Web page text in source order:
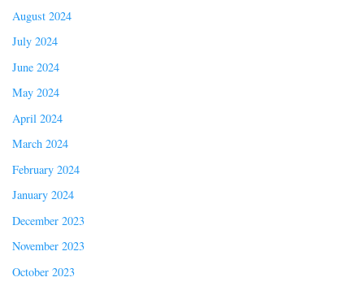
August 2024
July 2024
June 2024
May 2024
April 2024
March 2024
February 2024
January 2024
December 2023
November 2023
October 2023